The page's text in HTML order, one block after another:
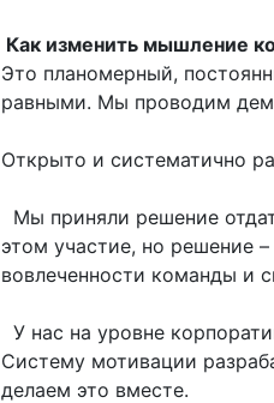
Как изменить мышление
Это планомерный,
равными. Мы проводим
Открыто и систематично
Мы приняли решение
этом участие, но решение
вовлеченности команды и
У нас на уровне
Систему мотивации
делаем это вместе.